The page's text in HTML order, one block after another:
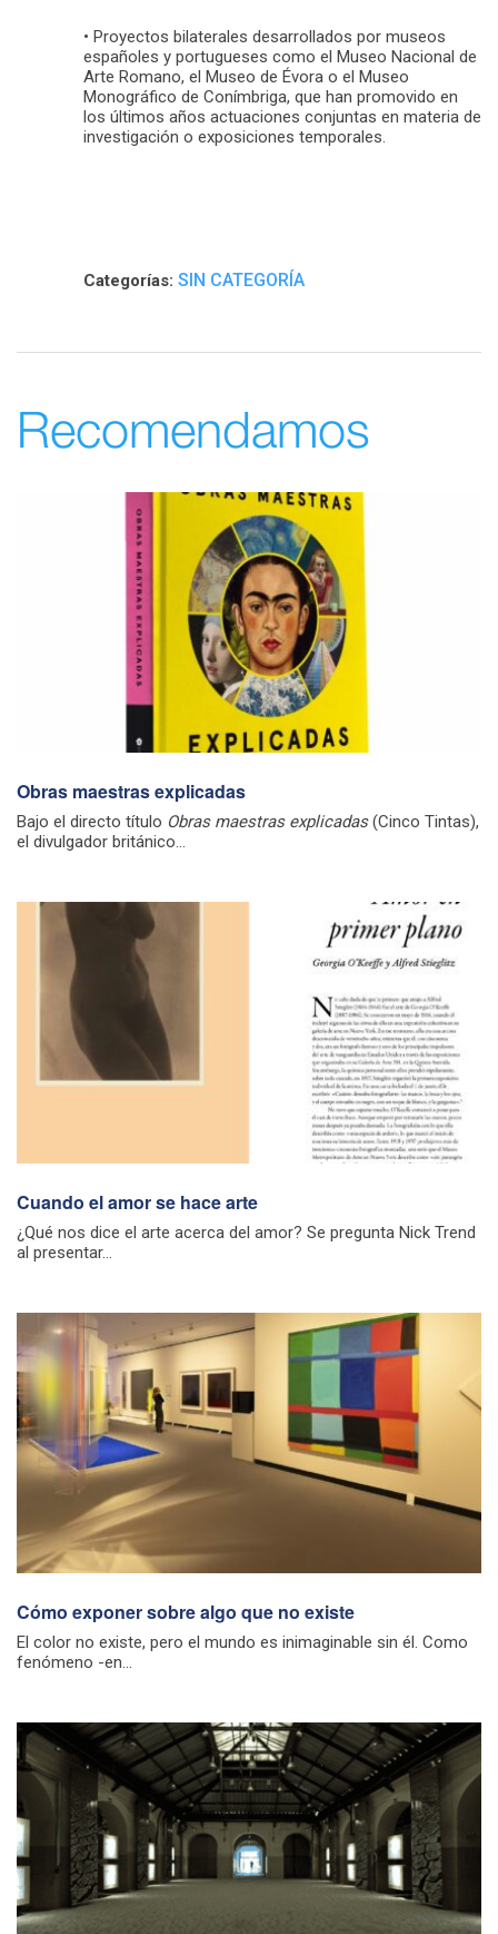
• Proyectos bilaterales desarrollados por museos
españoles y portugueses como el Museo Nacional de
Arte Romano, el Museo de Évora o el Museo
Monográfico de Conímbriga, que han promovido en
los últimos años actuaciones conjuntas en materia de
investigación o exposiciones temporales.
Categorías: SIN CATEGORÍA
Recomendamos
Obras maestras explicadas
Bajo el directo título Obras maestras explicadas(Cinco Tintas),
el divulgador británico...
Cuando el amor se hace arte
¿Qué nos dice el arte acerca del amor? Se pregunta Nick Trend
al presentar...
Cómo exponer sobre algo que no existe
El color no existe, pero el mundo es inimaginable sin él. Como
fenómeno -en...